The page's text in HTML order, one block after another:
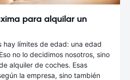
para alquilar un
hay límites de edad: una edad
no lo decidimos nosotros, sino
alquiler de coches. Esas
la empresa, sino también